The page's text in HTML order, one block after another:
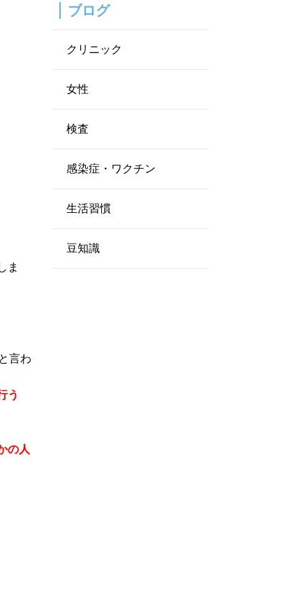
ま
言わ
う
の人
ブログ
クリニック
女性
検査
感染症・ワクチン
生活習慣
豆知識